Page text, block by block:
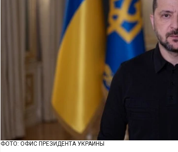
ФОТО: ОФИС ПРЕЗИДЕНТА УКРАИНЫ